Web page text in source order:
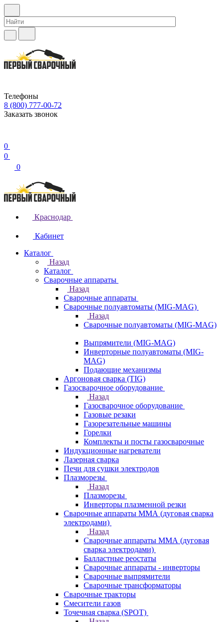
Телефоны
8 (800) 777-00-72
Заказать звонок
0
0
0
Краснодар
Кабинет
Каталог
Назад
Каталог
Сварочные аппараты
Назад
Сварочные аппараты
Сварочные полуавтоматы (MIG-MAG)
Назад
Сварочные полуавтоматы (MIG-MAG)
Выпрямители (MIG-MAG)
Инверторные полуавтоматы (MIG-
MAG)
Подающие механизмы
Аргоновая сварка (TIG)
Газосварочное оборудование
Назад
Газосварочное оборудование
Газовые резаки
Газорезательные машины
Горелки
Комплекты и посты газосварочные
Индукционные нагреватели
Лазерная сварка
Печи для сушки электродов
Плазморезы
Назад
Плазморезы
Инверторы плазменной резки
Сварочные аппараты ММА (дуговая сварка
электродами)
Назад
Сварочные аппараты ММА (дуговая
сварка электродами)
Балластные реостаты
Сварочные аппараты - инверторы
Сварочные выпрямители
Сварочные трансформаторы
Сварочные тракторы
Смесители газов
Точечная сварка (SPOT)